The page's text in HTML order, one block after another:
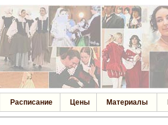
Расписание Цены Материалы